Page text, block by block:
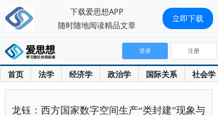
首页 法学 经济学 政治学 国际关系 社会学
登录 注册
龙钰：西方国家数字空间生产“类封建”现象与
下载爱思想APP
随时随地阅读精品文章
立即下载